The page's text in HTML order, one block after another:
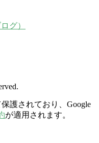
グ）
護されており、Google
が適用されます。